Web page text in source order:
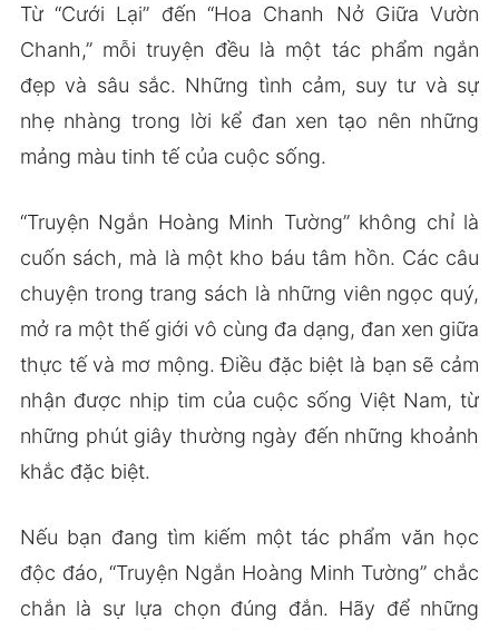
Từ “Cưới Lại” đến “Hoa Chanh Nở Giữa Vườn
Chanh,” mỗi truyện đều là một tác phẩm ngắn
đẹp và sâu sắc. Những tình cảm, suy tư và sự
nhẹ nhàng trong lời kể đan xen tạo nên những
mảng màu tinh tế của cuộc sống.
“Truyện Ngắn Hoàng Minh Tường” không chỉ là
cuốn sách, mà là một kho báu tâm hồn. Các câu
chuyện trong trang sách là những viên ngọc quý,
mở ra một thế giới vô cùng đa dạng, đan xen giữa
thực tế và mơ mộng. Điều đặc biệt là bạn sẽ cảm
nhận được nhịp tim của cuộc sống Việt Nam, từ
những phút giây thường ngày đến những khoảnh
khắc đặc biệt.
Nếu bạn đang tìm kiếm một tác phẩm văn học
độc đáo, “Truyện Ngắn Hoàng Minh Tường” chắc
chắn là sự lựa chọn đúng đắn. Hãy để những